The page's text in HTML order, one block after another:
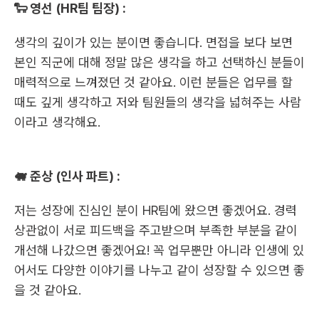
🐑 영선 (HR팀 팀장) :
생각의 깊이가 있는 분이면 좋습니다. 면접을 보다 보면
본인 직군에 대해 정말 많은 생각을 하고 선택하신 분들이
매력적으로 느껴졌던 것 같아요. 이런 분들은 업무를 할
때도 깊게 생각하고 저와 팀원들의 생각을 넓혀주는 사람
이라고 생각해요.
🐖 준상 (인사 파트) :
저는 성장에 진심인 분이 HR팀에 왔으면 좋겠어요. 경력
상관없이 서로 피드백을 주고받으며 부족한 부분을 같이
개선해 나갔으면 좋겠어요! 꼭 업무뿐만 아니라 인생에 있
어서도 다양한 이야기를 나누고 같이 성장할 수 있으면 좋
을 것 같아요.